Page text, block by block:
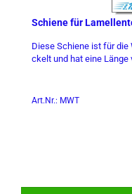
Schie­ne für
Diese Schie­ne ist für
ckelt und hat eine Länge
Art.Nr.: MWT